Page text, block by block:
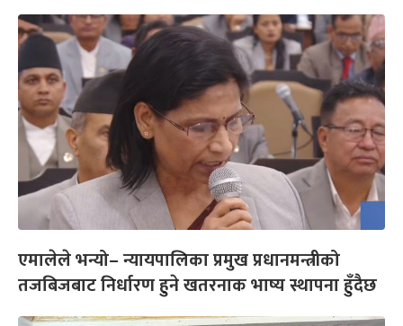
एमालेले भन्यो– न्यायपालिका प्रमुख प्रधानमन्त्रीको
तजबिजबाट निर्धारण हुने खतरनाक भाष्य स्थापना हुँदैछ